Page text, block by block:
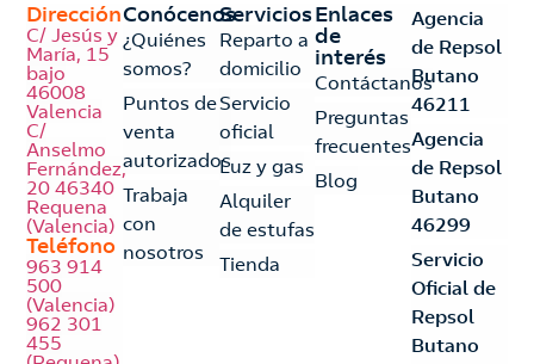
Dirección
C/ Jesús y
María, 15
bajo
46008
Valencia
C/
Anselmo
Fernández,
20 46340
Requena
(Valencia)
Teléfono
963 914
500
(Valencia)
962 301
455
Conócenos
¿Quiénes
somos?
Puntos de
venta
autorizados
Trabaja
con
nosotros
Servicios
Reparto a
domicilio
Servicio
oficial
Luz y gas
Alquiler
de estufas
Tienda
Enlaces
de
interés
Contáctanos
Preguntas
frecuentes
Blog
Agencia
de Repsol
Butano
46211
Agencia
de Repsol
Butano
46299
Servicio
Oficial de
Repsol
Butano